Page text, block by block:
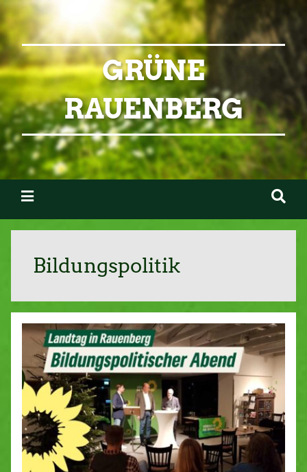
GRÜNE
RAUENBERG
Bildungspolitik